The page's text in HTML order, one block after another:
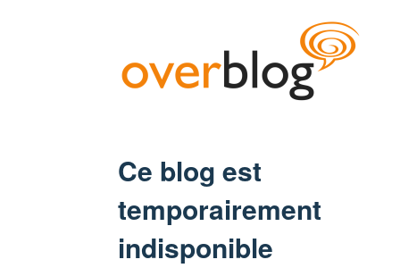
Ce blog est
temporairement
indisponible